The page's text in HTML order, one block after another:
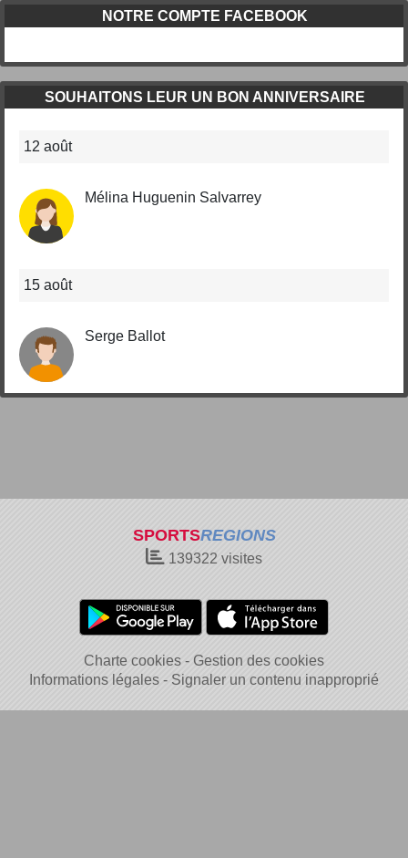
NOTRE COMPTE FACEBOOK
SOUHAITONS LEUR UN BON ANNIVERSAIRE
12 août
Mélina Huguenin Salvarrey
15 août
Serge Ballot
SPORTSREGIONS
139322 visites
Charte cookies
Gestion des cookies
Informations légales
Signaler un contenu inapproprié